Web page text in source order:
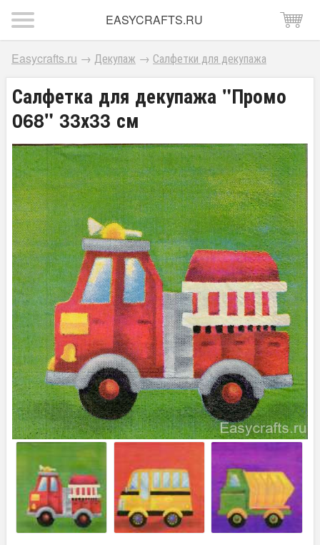
EASYCRAFTS.RU
Easycrafts.ru → Декупаж → Салфетки для декупажа
Салфетка для декупажа "Промо
068" 33х33 см